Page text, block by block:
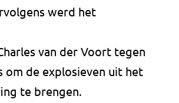
werd het
van der Voort tegen
de explosieven uit het
te brengen.